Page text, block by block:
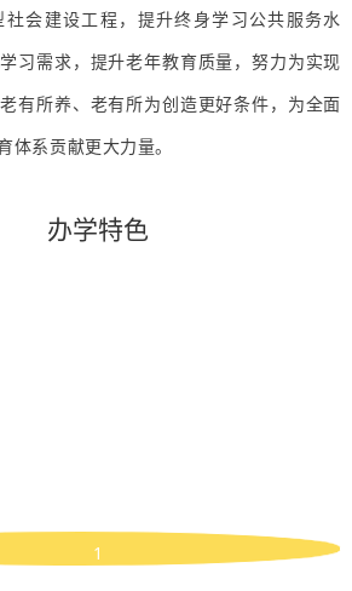
会建设工程，提升终身学习公共服务水
习需求，提升老年教育质量，努力为实现
有所养、老有所为创造更好条件，为全面
体系贡献更大力量。
办学特色
1